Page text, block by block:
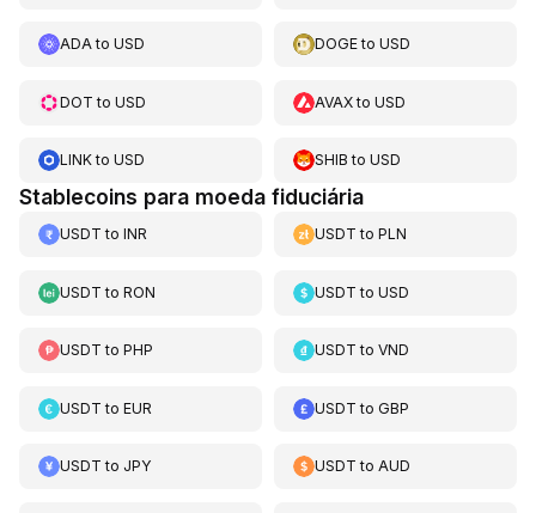
ADAto USD DOGEtoUSD
DOT to USD AVAXtoUSD
LINKto USD SHIB toUSD
Stablecoins para moeda fiduciária
USDT to INR USDT toPLN
USDT to RON USDT toUSD
USDT to PHP USDT toVND
USDT to EUR USDT toGBP
USDT to JPY USDT toAUD